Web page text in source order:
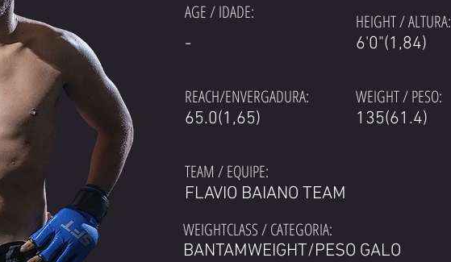
HEIGHT / ALTURA:
-
REACH/ENVERGADURA:
65.0(1,65)
6'0"(1,84)
WEIGHT / PESO:
135(61.4)
TEAM / EQUIPE:
FLAVIO BAIANO TEAM
WEIGHTCLASS / CATEGORIA:
BANTAMWEIGHT/PESO GALO
AGE / IDADE: